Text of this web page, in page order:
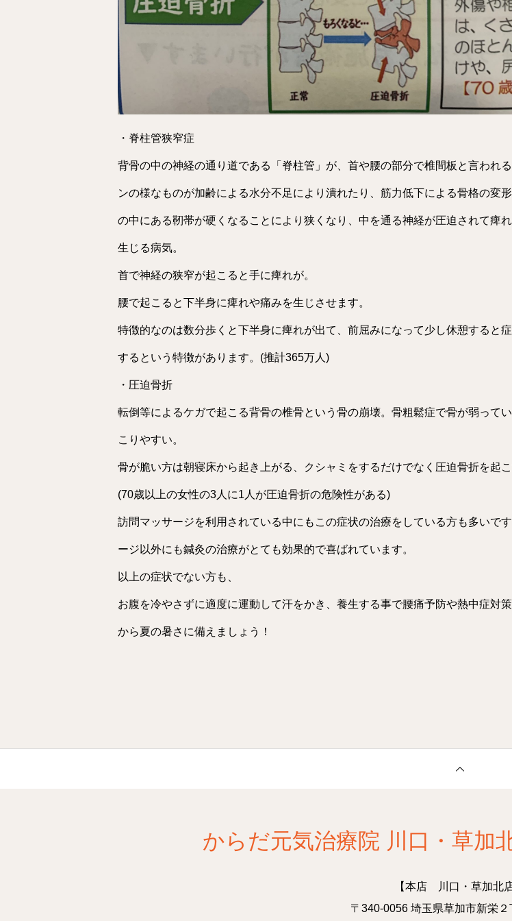
・脊柱管狭窄症
背骨の中の神経の通り道である「脊柱管」が、首や腰の部分で椎間板と言われ
ンの様なものが加齢による水分不足により潰れたり、筋力低下による骨格の変
の中にある靭帯が硬くなることにより狭くなり、中を通る神経が圧迫されて痺
生じる病気。
首で神経の狭窄が起こると手に痺れが。
腰で起こると下半身に痺れや痛みを生じさせます。
特徴的なのは数分歩くと下半身に痺れが出て、前屈みになって少し休憩すると
するという特徴があります。(推計365万人)
・圧迫骨折
転倒等によるケガで起こる背骨の椎骨という骨の崩壊。骨粗鬆症で骨が弱って
こりやすい。
骨が脆い方は朝寝床から起き上がる、クシャミをするだけでなく圧迫骨折を起こ
(70歳以上の女性の3人に1人が圧迫骨折の危険性がある)
訪問マッサージを利用されている中にもこの症状の治療をしている方も多いで
ージ以外にも鍼灸の治療がとても効果的で喜ばれています。
以上の症状でない方も、
お腹を冷やさずに適度に運動して汗をかき、養生する事で腰痛予防や熱中症対
から夏の暑さに備えましょう！
からだ元気治療院 川口・草加
【本店 川口・草加北店
〒340-0056 埼玉県草加市新栄２